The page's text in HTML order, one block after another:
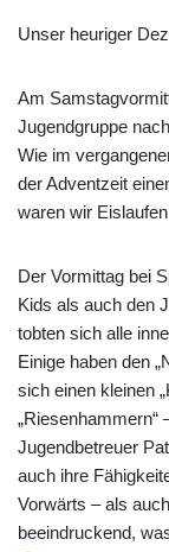
Unser heuriger
Am
Jugendgruppe
Wie im
der Adventzeit
waren wir
Der Vormittag bei
Kids als auch den
tobten sich alle
Einige haben den
sich einen kleinen
„Riesenhammern“
Jugendbetreuer
auch ihre
Vorwärts – als
beeindruckend,